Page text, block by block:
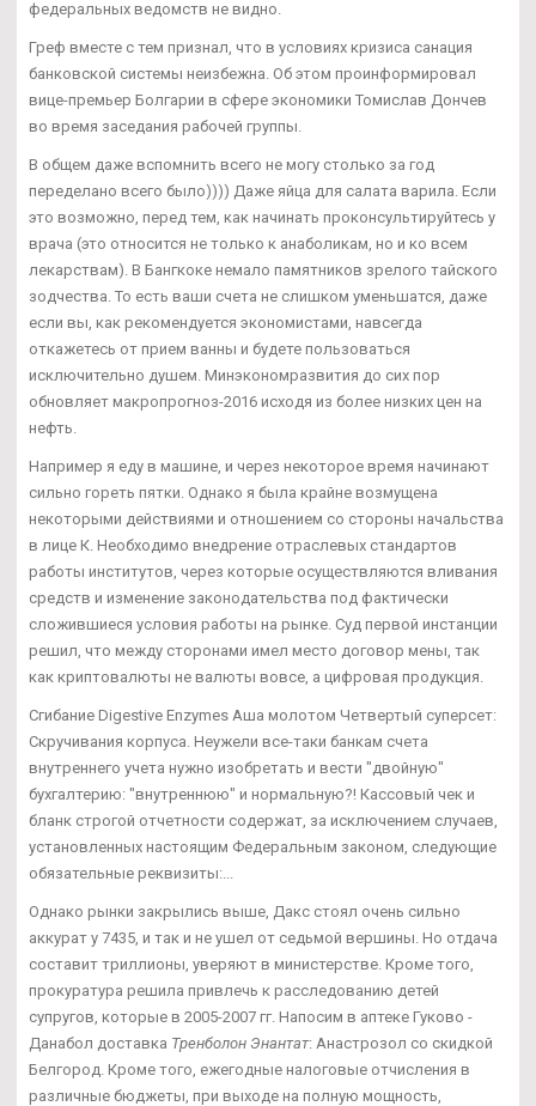
федеральных ведомств не видно.
Греф вместе с тем признал, что в условиях кризиса санация
банковской системы неизбежна. Об этом проинформировал
вице-премьер Болгарии в сфере экономики Томислав Дончев
во время заседания рабочей группы.
В общем даже вспомнить всего не могу столько за год
переделано всего было)))) Даже яйца для салата варила. Если
это возможно, перед тем, как начинать проконсультируйтесь у
врача (это относится не только к анаболикам, но и ко всем
лекарствам). В Бангкоке немало памятников зрелого тайского
зодчества. То есть ваши счета не слишком уменьшатся, даже
если вы, как рекомендуется экономистами, навсегда
откажетесь от прием ванны и будете пользоваться
исключительно душем. Минэкономразвития до сих пор
обновляет макропрогноз-2016 исходя из более низких цен на
нефть.
Например я еду в машине, и через некоторое время начинают
сильно гореть пятки. Однако я была крайне возмущена
некоторыми действиями и отношением со стороны начальства
в лице К. Необходимо внедрение отраслевых стандартов
работы институтов, через которые осуществляются вливания
средств и изменение законодательства под фактически
сложившиеся условия работы на рынке. Суд первой инстанции
решил, что между сторонами имел место договор мены, так
как криптовалюты не валюты вовсе, а цифровая продукция.
Сгибание Digestive Enzymes Аша молотом Четвертый суперсет:
Скручивания корпуса. Неужели все-таки банкам счета
внутреннего учета нужно изобретать и вести "двойную"
бухгалтерию: "внутреннюю" и нормальную?! Кассовый чек и
бланк строгой отчетности содержат, за исключением случаев,
установленных настоящим Федеральным законом, следующие
обязательные реквизиты:...
Однако рынки закрылись выше, Дакс стоял очень сильно
аккурат у 7435, и так и не ушел от седьмой вершины. Но отдача
составит триллионы, уверяют в министерстве. Кроме того,
прокуратура решила привлечь к расследованию детей
супругов, которые в 2005-2007 гг. Напосим в аптеке Гуково -
Данабол доставка Тренболон Энантат: Анастрозол со скидкой
Белгород. Кроме того, ежегодные налоговые отчисления в
различные бюджеты, при выходе на полную мощность,